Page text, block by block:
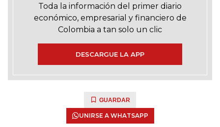
Toda la información del primer diario
económico, empresarial y financiero de
Colombia a tan solo un clic
DESCARGUE LA APP
GUARDAR
UNIRSE A WHATSAPP